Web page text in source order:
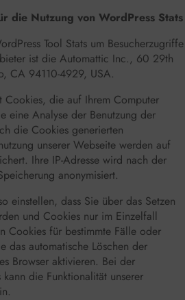
die Nutzung von WordPress Stats
Tool Stats um Besucherzugriffe
ist die Automattic Inc., 60 29th
CA 94110-4929, USA.
Cookies, die auf Ihrem Computer
eine Analyse der Benutzung der
die Cookies generierten
unserer Webseite werden auf
Ihre IP-Adresse wird nach der
anonymisiert.
einstellen, dass Sie über das Setzen
und Cookies nur im Einzelfall
Cookies für bestimmte Fälle oder
das automatische Löschen der
Browser aktivieren. Bei der
die Funktionalität unserer